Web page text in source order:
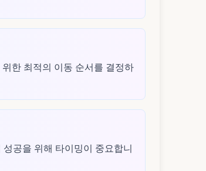
한 최적의 이동 순서를 결정하
공을 위해 타이밍이 중요합니